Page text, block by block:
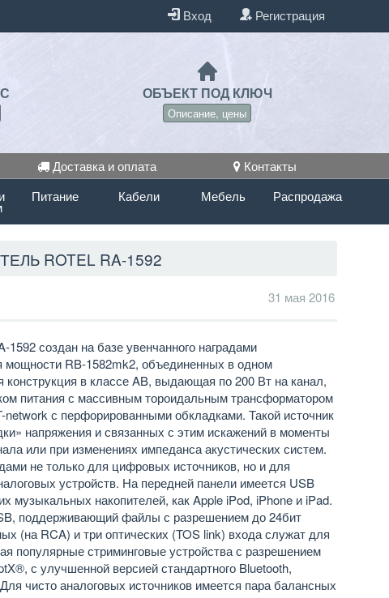
Вход Регистрация
ОБЪЕКТ ПОД КЛЮЧ
Описание, цены
Доставка и оплата
Контакты
Питание Кабели Мебель Распродажа
ROTEL RA-1592
31 мая 2016
создан на базе увенчанного наградами
мощности RB-1582mk2, объединенных в одном
конструкция в классе AB, выдающая по 200 Вт на канал,
питания с массивным тороидальным трансформатором
с перфорированными обкладками. Такой источник
напряжения и связанных с этим искажений в моменты
или при изменениях импеданса акустических систем.
не только для цифровых источников, но и для
устройств. На передней панели имеется USB
музыкальных накопителей, как Apple iPod, iPhone и iPad.
поддерживающий файлы с разрешением до 24бит
(на RCA) и три оптических (TOS link) входа служат для
популярные стриминговые устройства с разрешением
с улучшенной версией стандартного Bluetooth,
чисто аналоговых источников имеется пара балансных